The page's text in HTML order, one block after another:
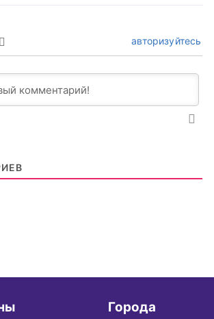
авторизуйтесь
Города